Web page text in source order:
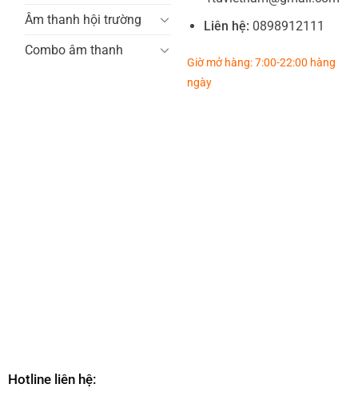
Âm thanh hội trường
Combo âm thanh
Liên hệ: 0898912111
Giờ mở hàng: 7:00-22:00 hàng
ngày
Hotline liên hệ: